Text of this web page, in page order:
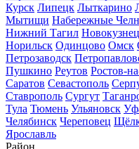
Курск Липецк Лыткарино
Мытищи Набережные
Нижний Тагил
Норильск Одинцово Омск
Петрозаводск
Пушкино Реутов Ростов-
Саратов Севастополь
Ставрополь Сургут
Тула Тюмень Ульяновск
Челябинск Череповец
Ярославль
Район